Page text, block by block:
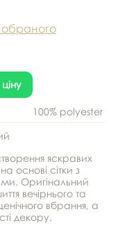
100% polyester
яскравих
основі сітки з
Оригінальний
вечірнього та
вбрання, а
декору.